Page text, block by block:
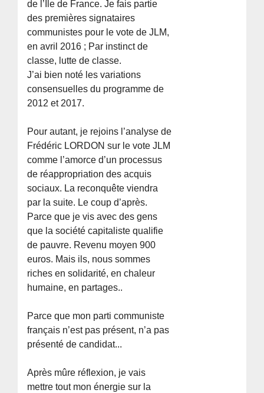
de l’Ile de France. Je fais partie
des premières signataires
communistes pour le vote de JLM,
en avril 2016 ; Par instinct de
classe, lutte de classe.
J’ai bien noté les variations
consensuelles du programme de
2012 et 2017.
Pour autant, je rejoins l’analyse de
Frédéric LORDON sur le vote JLM
comme l’amorce d’un processus
de réappropriation des acquis
sociaux. La reconquête viendra
par la suite. Le coup d’après.
Parce que je vis avec des gens
que la société capitaliste qualifie
de pauvre. Revenu moyen 900
euros. Mais ils, nous sommes
riches en solidarité, en chaleur
humaine, en partages..
Parce que mon parti communiste
français n’est pas présent, n’a pas
présenté de candidat...
Après mûre réflexion, je vais
mettre tout mon énergie sur la